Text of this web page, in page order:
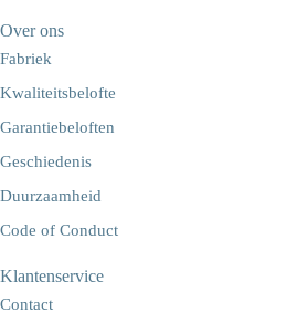
Over ons
Fabriek
Kwaliteitsbelofte
Garantiebeloften
Geschiedenis
Duurzaamheid
Code of Conduct
Klantenservice
Contact